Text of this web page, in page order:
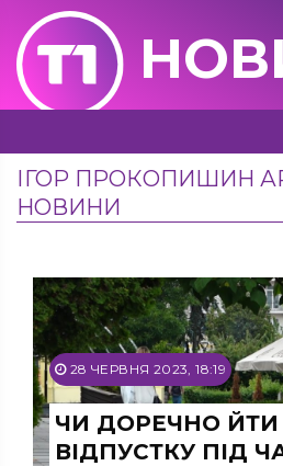
ІГОР ПРОКОПИШИН
НОВИНИ
28 ЧЕРВНЯ 2023, 18:19
ЧИ ДОРЕЧНО ЙТИ
ВІДПУСТКУ ПІД